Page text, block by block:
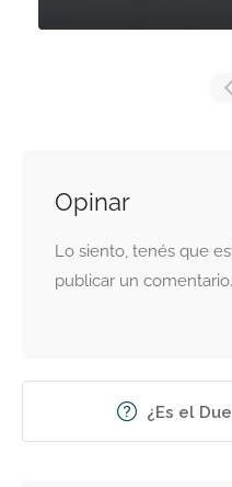
Opinar
Lo siento, tenés que
publicar un comentario.
¿Es el